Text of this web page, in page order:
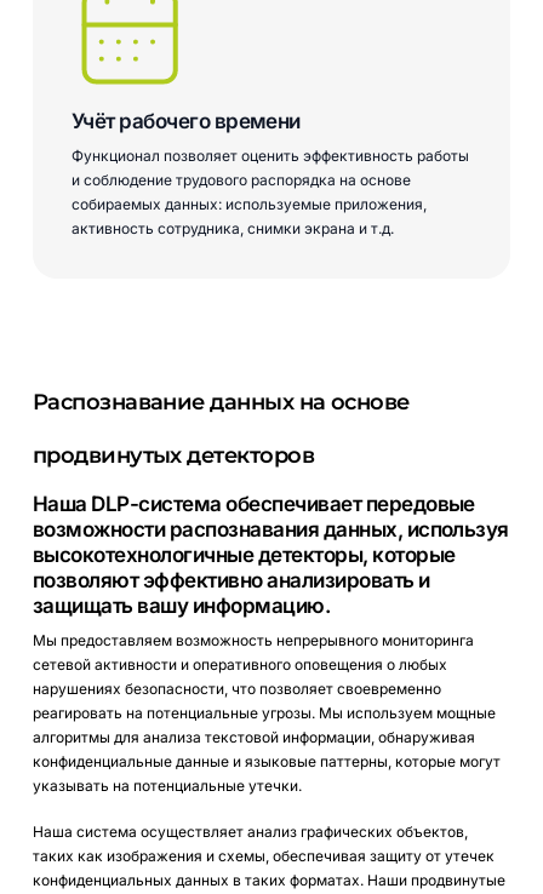
Учёт рабочего времени
Функционал позволяет оценить эффективность работы
и соблюдение трудового распорядка на основе
собираемых данных: используемые приложения,
активность сотрудника, снимки экрана и т.д.
Распознавание данных на основе
продвинутых детекторов
Наша DLP-система обеспечивает передовые
возможности распознавания данных, используя
высокотехнологичные детекторы, которые
позволяют эффективно анализировать и
защищать вашу информацию.
Мы предоставляем возможность непрерывного мониторинга
сетевой активности и оперативного оповещения о любых
нарушениях безопасности, что позволяет своевременно
реагировать на потенциальные угрозы. Мы используем мощные
алгоритмы для анализа текстовой информации, обнаруживая
конфиденциальные данные и языковые паттерны, которые могут
указывать на потенциальные утечки.
Наша система осуществляет анализ графических объектов,
таких как изображения и схемы, обеспечивая защиту от утечек
конфиденциальных данных в таких форматах. Наши продвинутые